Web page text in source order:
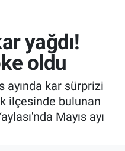
yağdı!
oldu
ayında kar sürprizi
ilçesinde bulunan
Mayıs ayı